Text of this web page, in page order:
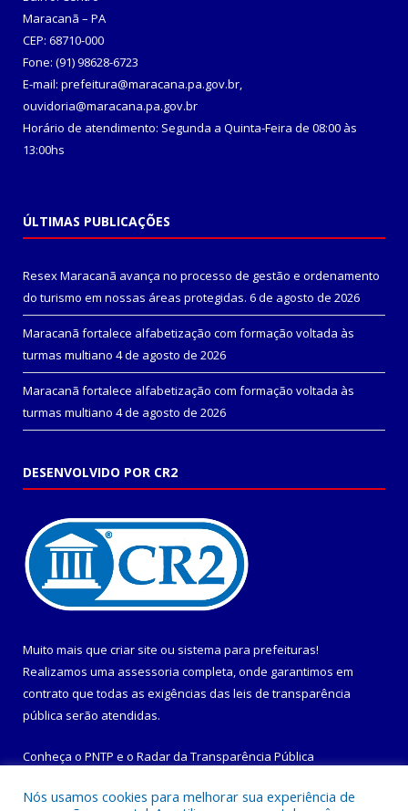
Maracanã – PA
CEP: 68710-000
Fone: (91) 98628-6723
E-mail: prefeitura@maracana.pa.gov.br,
ouvidoria@maracana.pa.gov.br
Horário de atendimento: Segunda a Quinta-Feira de 08:00 às
13:00hs
ÚLTIMAS PUBLICAÇÕES
Resex Maracanã avança no processo de gestão e ordenamento
do turismo em nossas áreas protegidas. 6 de agosto de 2026
Maracanã fortalece alfabetização com formação voltada às
turmas multiano 4 de agosto de 2026
Maracanã fortalece alfabetização com formação voltada às
turmas multiano 4 de agosto de 2026
DESENVOLVIDO POR CR2
Muito mais que criar site ou sistema para prefeituras!
Realizamos uma assessoria completa, onde garantimos em
contrato que todas as exigências das leis de transparência
pública serão atendidas.
Conheça o PNTP e o Radar da Transparência Pública
Nós usamos cookies para melhorar sua experiência de